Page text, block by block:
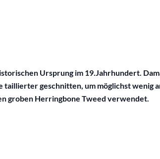
Ursprung im 19.Jahrhundert.
geschnitten, um möglichst wenig
groben Herringbone Tweed verwendet.